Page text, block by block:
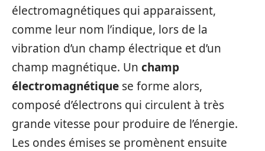
électromagnétiques qui apparaissent,
comme leur nom l’indique, lors de la
vibration d’un champ électrique et d’un
champ magnétique. Un champ
électromagnétique se forme alors,
composé d’électrons qui circulent à très
grande vitesse pour produire de l’énergie.
Les ondes émises se promènent ensuite